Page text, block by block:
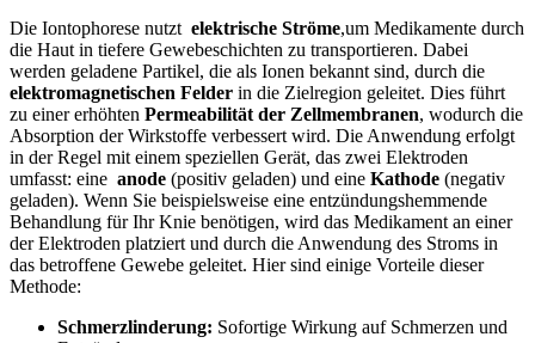
Die Iontophorese nutzt ⁤ elektrische Ströme,um⁢ Medikamente durch
die Haut⁣ in tiefere Gewebeschichten ⁢zu transportieren. Dabei
werden geladene Partikel, die als‍ Ionen bekannt sind, ⁤durch die​
elektromagnetischen Felder ⁢in die Zielregion ⁢geleitet. Dies führt
‌zu​ einer erhöhten Permeabilität der Zellmembranen, wodurch ⁢die
Absorption der Wirkstoffe verbessert wird. Die ⁤Anwendung⁢ erfolgt
in der Regel mit einem‌ speziellen Gerät, ⁢das‌ zwei Elektroden
umfasst: eine ​ anode (positiv geladen) und eine Kathode (negativ ​
geladen). ⁢Wenn ​Sie beispielsweise ⁢eine ⁤entzündungshemmende‌
Behandlung für ⁢Ihr Knie‍ benötigen,‌ wird das ⁣Medikament‍ an⁣ einer ​
der Elektroden platziert ‍und durch die Anwendung ⁣des‌ Stroms in
das betroffene Gewebe geleitet. Hier sind⁢ einige Vorteile dieser
Methode:
Schmerzlinderung: Sofortige Wirkung auf Schmerzen⁣ und